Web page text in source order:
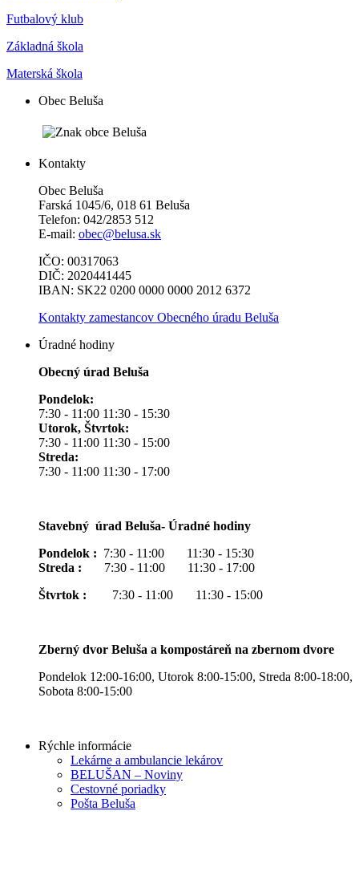
Futbalový klub
Základná škola
Materská škola
Obec Beluša
Kontakty
Obec Beluša
Farská 1045/6, 018 61 Beluša
Telefon: 042/2853 512
E-mail: obec@belusa.sk
IČO: 00317063
DIČ: 2020441445
IBAN: SK22 0200 0000 0000 2012 6372
Kontakty zamestancov Obecného úradu Beluša
Úradné hodiny
Obecný úrad Beluša
Pondelok:
7:30 - 11:00 11:30 - 15:30
Utorok, Štvrtok:
7:30 - 11:00 11:30 - 15:00
Streda:
7:30 - 11:00 11:30 - 17:00
Stavebný úrad Beluša- Úradné hodiny
Pondelok : 7:30 - 11:00 11:30 - 15:30
Streda : 7:30 - 11:00 11:30 - 17:00
Štvrtok : 7:30 - 11:00 11:30 - 15:00
Zberný dvor Beluša a kompostáreň na zbernom dvore
Pondelok 12:00-16:00, Utorok 8:00-15:00, Streda 8:00-18:00,
Sobota 8:00-15:00
Rýchle informácie
Lekárne a ambulancie lekárov
BELUŠAN – Noviny
Cestovné poriadky
Pošta Beluša